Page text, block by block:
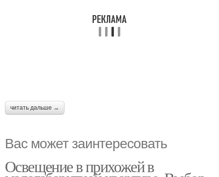
читать дальше →
Вас может заинтересовать
Освещение в прихожей в